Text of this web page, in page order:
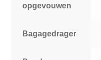
opgevouwen
Bagagedrager